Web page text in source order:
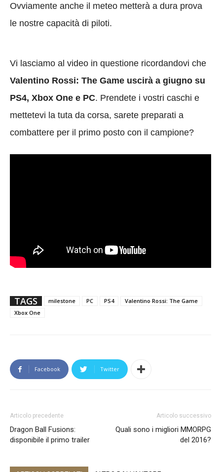
Ovviamente anche il meteo metterà a dura prova
le nostre capacità di piloti.
Vi lasciamo al video in questione ricordandovi che
Valentino Rossi: The Game uscirà a giugno su
PS4, Xbox One e PC. Prendete i vostri caschi e
mettetevi la tuta da corsa, sarete preparati a
combattere per il primo posto con il campione?
TAGS milestone PC PS4
Valentino Rossi: The Game
Xbox One
Facebook Twitter
Articolo precedente
Dragon Ball Fusions:
disponibile il primo trailer
Articolo successivo
Quali sono i migliori MMORPG
del 2016?